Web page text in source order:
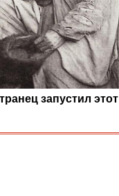
запустил этот